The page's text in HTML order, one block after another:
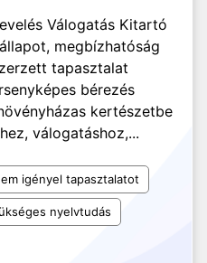
Válogatás Kitartó
megbízhatóság
tapasztalat
bérezés
kertészetbe
válogatáshoz,...
igényel tapasztalatot
nyelvtudás